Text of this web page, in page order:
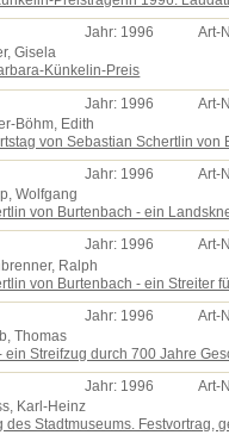
Jahr: 1996 Art-
Gisela
Künkelin-Preis
Jahr: 1996 Art-
Böhm, Edith
von Sebastian Schertlin von
Jahr: 1996 Art-
Wolfgang
von Burtenbach - ein
Jahr: 1996 Art-
Ralph
von Burtenbach - ein Streiter für
Jahr: 1996 Art-
Thomas
ein Streifzug durch 700 Jahre
Jahr: 1996 Art-
Karl-Heinz
des Stadtmuseums. Festvortrag,